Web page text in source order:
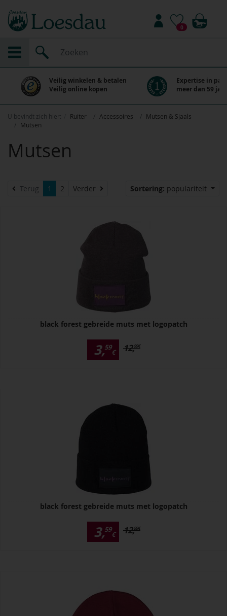
0
Veilig winkelen & betalen
Veilig online kopen
Expertise in
meer dan 59
U bevindt zich hier: Ruiter Accessoires
Mutsen & Sjaals
Mutsen
Mutsen
Terug 1 2 Verder Sortering: populariteit
black forest gebreide muts met logopatch
3,59
€ 12,99€
black forest gebreide muts met logopatch
3,59
€ 12,99€